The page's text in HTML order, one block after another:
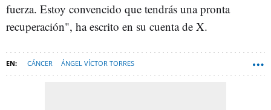
fuerza. Estoy convencido que tendrás una pronta
recuperación", ha escrito en su cuenta de X.
CÁNCER ÁNGEL VÍCTOR TORRES